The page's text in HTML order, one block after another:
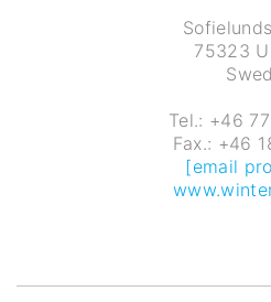
75323
Tel.: +46
Fax.: +46
[email